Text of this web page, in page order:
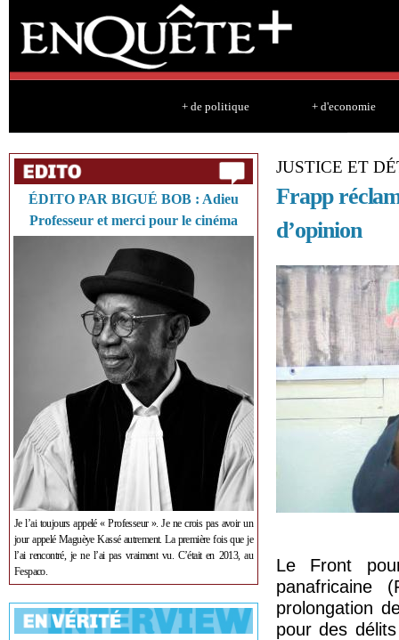
+ de politique + d'economie
ÉDITO PAR BIGUÉ BOB : Adieu
Professeur et merci pour le cinéma
Je l’ai toujours appelé « Professeur ». Je ne crois pas avoir un
jour appelé Maguèye Kassé autrement. La première fois que je
l’ai rencontré, je ne l’ai pas vraiment vu. C’était en 2013, au
Fespaco.
JUSTICE ET
Frapp
d’opinion
Le Front
panafricaine
prolongation
pour des